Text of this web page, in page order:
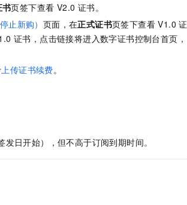
书页签下查看 V2.0 证书。
停止新购） 页面，在正式证书页签下查看 V1.0 证
证书，点击链接将进入数字证书控制台首页，
上传证书续费。
日开始），但不高于订阅到期时间。
AI Native 的算法工程平台，一站式完成建模、训练、推理服务部署
万有无界
企业级人与Agent协作平台，接入和调度多个数字员工
云端极速 AI 应用创作平台
10分钟微调：让0.6B模型媲美235B模型 多模态数据信息提取
定制建站
模板小程序
定制小程序